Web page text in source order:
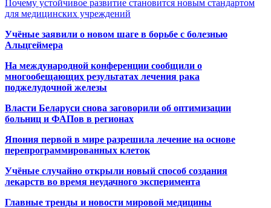
Почему устойчивое развитие становится новым стандартом
для медицинских учреждений
Учёные заявили о новом шаге в борьбе с болезнью
Альцгеймера
На международной конференции сообщили о
многообещающих результатах лечения рака
поджелудочной железы
Власти Беларуси снова заговорили об оптимизации
больниц и ФАПов в регионах
Япония первой в мире разрешила лечение на основе
перепрограммированных клеток
Учёные случайно открыли новый способ создания
лекарств во время неудачного эксперимента
Главные тренды и новости мировой медицины